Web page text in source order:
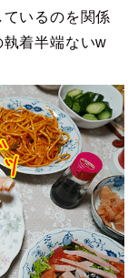
いるのを関係
着半端ないw